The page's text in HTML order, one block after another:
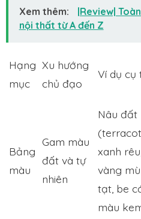
Xem thêm:
|Review|
nội thất từ A đến Z
Hạng
mục
Xu hướng
chủ đạo
Ví dụ cụ
Bảng
màu
Gam màu
đất và tự
nhiên
Nâu đất
xanh rêu,
vàng mù
tạt, be
màu